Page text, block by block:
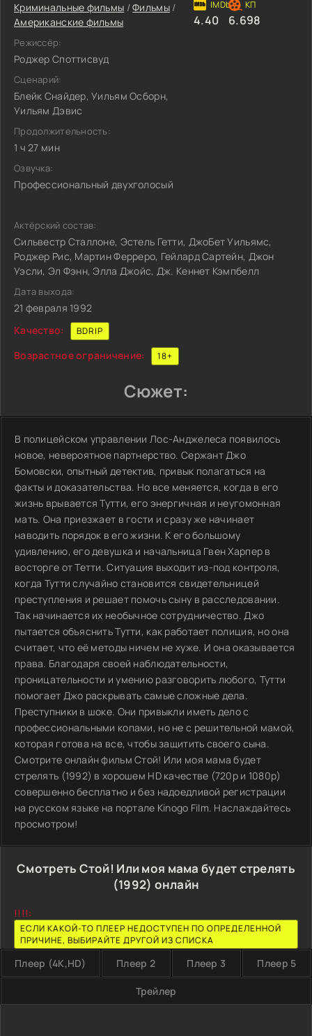
Криминальные фильмы /Фильмы/
Американские фильмы
Режиссёр:
Роджер Споттисвуд
Сценарий:
Блейк Снайдер, Уильям Осборн,
Уильям Дэвис
Продолжительность:
1 ч 27 мин
Озвучка:
Профессиональный двухголосый
4.40 6.698
Актёрский состав:
Сильвестр Сталлоне, Эстель Гетти, ДжоБет Уильямс,
Роджер Рис, Мартин Ферреро, Гейлард Сартейн, Джон
Уэсли, Эл Фэнн, Элла Джойс, Дж. Кеннет Кэмпбелл
Дата выхода:
21 февраля 1992
Качество:
BDRIP
Возрастное ограничение: 18+
Сюжет:
В полицейском управлении Лос-Анджелеса появилось
новое, невероятное партнерство. Сержант Джо
Бомовски, опытный детектив, привык полагаться на
факты и доказательства. Но все меняется, когда в его
жизнь врывается Тутти, его энергичная и неугомонная
мать. Она приезжает в гости и сразу же начинает
наводить порядок в его жизни. К его большому
удивлению, его девушка и начальница Гвен Харпер в
восторге от Тетти. Ситуация выходит из-под контроля,
когда Тутти случайно становится свидетельницей
преступления и решает помочь сыну в расследовании.
Так начинается их необычное сотрудничество. Джо
пытается объяснить Тутти, как работает полиция, но она
считает, что её методы ничем не хуже. И она оказывается
права. Благодаря своей наблюдательности,
проницательности и умению разговорить любого, Тутти
помогает Джо раскрывать самые сложные дела.
Преступники в шоке. Они привыкли иметь дело с
профессиональными копами, но не с решительной мамой,
которая готова на все, чтобы защитить своего сына.
Смотрите онлайн фильм Стой! Или моя мама будет
стрелять (1992) в хорошем HD качестве (720p и 1080p)
совершенно бесплатно и без надоедливой регистрации
на русском языке на портале Kinogo Film. Наслаждайтесь
просмотром!
Смотреть Стой! Или моя мама будет стрелять
(1992) онлайн
!!!!:
ЕСЛИ КАКОЙ-ТО ПЛЕЕР НЕДОСТУПЕН ПО ОПРЕДЕЛЕННОЙ
ПРИЧИНЕ, ВЫБИРАЙТЕ ДРУГОЙ ИЗ СПИСКА
Плеер (4K,HD) Плеер 2 Плеер 3 Плеер 5
Трейлер